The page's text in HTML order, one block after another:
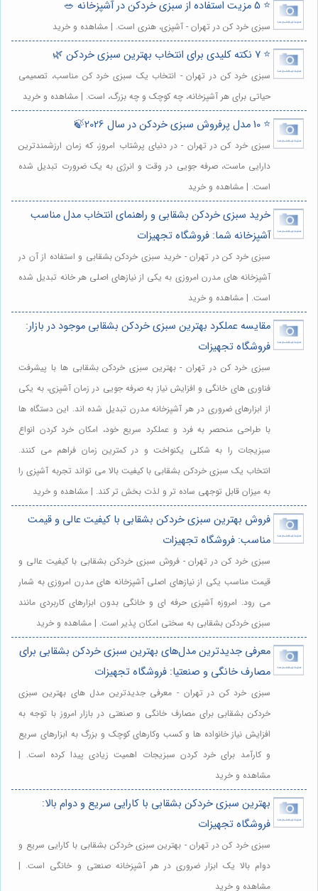
⭐️ 5 مزیت استفاده از سبزی خردکن در آشپزخانه 🥗
سبزی خرد کن در تهران - آشپزی، هنری است. | مشاهده و خرید
⭐️ 7 نکته کلیدی برای انتخاب بهترین سبزی خردکن 🌿
سبزی خرد کن در تهران - انتخاب یک سبزی خرد کن مناسب، تصمیمی
حیاتی برای هر آشپزخانه، چه کوچک و چه بزرگ، است. | مشاهده و خرید
⭐️ 10 مدل پرفروش سبزی خردکن در سال 2026🍃
سبزی خرد کن در تهران - در دنیای پرشتاب امروز، که زمان ارزشمندترین
دارایی ماست، صرفه جویی در وقت و انرژی به یک ضرورت تبدیل شده
است. | مشاهده و خرید
خرید سبزی خردکن بشقابی و راهنمای انتخاب مدل مناسب
آشپزخانه شما: فروشگاه تجهیزات
سبزی خرد کن در تهران - خرید سبزی خردکن بشقابی و استفاده از آن در
آشپزخانه های مدرن امروزی به یکی از نیازهای اصلی هر خانه تبدیل شده
است. | مشاهده و خرید
مقایسه عملکرد بهترین سبزی خردکن بشقابی موجود در بازار:
فروشگاه تجهیزات
سبزی خرد کن در تهران - بهترین سبزی خردکن بشقابی ها با پیشرفت
فناوری های خانگی و افزایش نیاز به صرفه جویی در زمان آشپزی، به یکی
از ابزارهای ضروری در هر آشپزخانه مدرن تبدیل شده اند. این دستگاه ها
با طراحی منحصر به فرد و عملکرد سریع خود، امکان خرد کردن انواع
سبزیجات را به شکلی یکنواخت و در کمترین زمان فراهم می کنند.
انتخاب یک سبزی خردکن بشقابی با کیفیت بالا می تواند تجربه آشپزی را
به میزان قابل توجهی ساده تر و لذت بخش تر کند. | مشاهده و خرید
فروش بهترین سبزی خردکن بشقابی با کیفیت عالی و قیمت
مناسب: فروشگاه تجهیزات
سبزی خرد کن در تهران - فروش سبزی خردکن بشقابی با کیفیت عالی و
قیمت مناسب یکی از نیازهای اصلی آشپزخانه های مدرن امروزی به شمار
می رود. امروزه آشپزی حرفه ای و خانگی بدون ابزارهای کاربردی مانند
سبزی خردکن بشقابی به سختی امکان پذیر است. | مشاهده و خرید
معرفی جدیدترین مدل‌های بهترین سبزی خردکن بشقابی برای
مصارف خانگی و صنعتیا: فروشگاه تجهیزات
سبزی خرد کن در تهران - معرفی جدیدترین مدل های بهترین سبزی
خردکن بشقابی برای مصارف خانگی و صنعتی در بازار امروز با توجه به
افزایش نیاز خانواده ها و کسب وکارهای کوچک و بزرگ به ابزارهای سریع
و کارآمد برای خرد کردن سبزیجات اهمیت زیادی پیدا کرده است. |
مشاهده و خرید
بهترین سبزی خردکن بشقابی با کارایی سریع و دوام بالا:
فروشگاه تجهیزات
سبزی خرد کن در تهران - بهترین سبزی خردکن بشقابی با کارایی سریع و
دوام بالا یک ابزار ضروری در هر آشپزخانه صنعتی و خانگی است. |
مشاهده و خرید